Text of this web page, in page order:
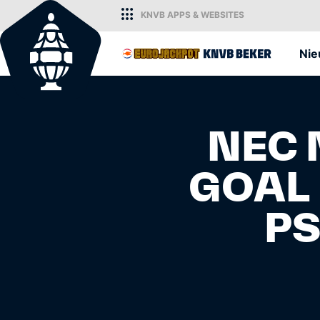
KNVB APPS & WEBSITES
Home
Voor nieuws en ondersteuning van het
NEC